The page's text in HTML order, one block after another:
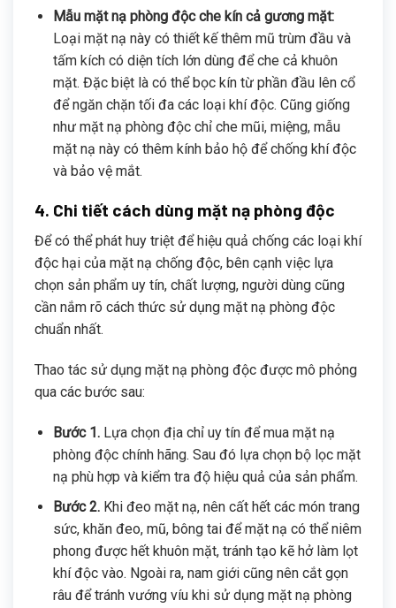
Mẫu mặt nạ phòng độc che kín cả gương mặt:
Loại mặt nạ này có thiết kế thêm mũ trùm đầu và
tấm kích có diện tích lớn dùng để che cả khuôn
mặt. Đặc biệt là có thể bọc kín từ phần đầu lên cổ
để ngăn chặn tối đa các loại khí độc. Cũng giống
như mặt nạ phòng độc chỉ che mũi, miệng, mẫu
mặt nạ này có thêm kính bảo hộ để chống khí độc
và bảo vệ mắt.
4. Chi tiết cách dùng mặt nạ phòng độc
Để có thể phát huy triệt để hiệu quả chống các loại khí
độc hại của mặt nạ chống độc, bên cạnh việc lựa
chọn sản phẩm uy tín, chất lượng, người dùng cũng
cần nắm rõ cách thức sử dụng mặt nạ phòng độc
chuẩn nhất.
Thao tác sử dụng mặt nạ phòng độc được mô phỏng
qua các bước sau:
Bước 1.Lựa chọn địa chỉ uy tín để mua mặt nạ
phòng độc chính hãng. Sau đó lựa chọn bộ lọc mặt
nạ phù hợp và kiểm tra độ hiệu quả của sản phẩm.
Bước 2. Khi đeo mặt nạ, nên cất hết các món trang
sức, khăn đeo, mũ, bông tai để mặt nạ có thể niêm
phong được hết khuôn mặt, tránh tạo kẽ hở làm lọt
khí độc vào. Ngoài ra, nam giới cũng nên cắt gọn
râu để tránh vướng víu khi sử dụng mặt nạ phòng